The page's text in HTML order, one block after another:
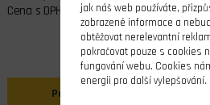
Cena s DPH
Popis
jak náš web používáte,
zobrazené informace a
obtěžovat nerelevantní
pokračovat pouze s cookies
fungování webu. Cookies
energii pro další vylepšování.